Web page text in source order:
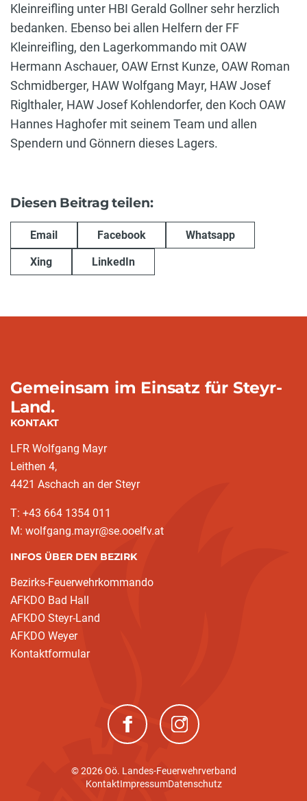
Kleinreifling unter HBI Gerald Gollner sehr herzlich
bedanken. Ebenso bei allen Helfern der FF
Kleinreifling, den Lagerkommando mit OAW
Hermann Aschauer, OAW Ernst Kunze, OAW Roman
Schmidberger, HAW Wolfgang Mayr, HAW Josef
Riglthaler, HAW Josef Kohlendorfer, den Koch OAW
Hannes Haghofer mit seinem Team und allen
Spendern und Gönnern dieses Lagers.
Diesen Beitrag teilen:
Email Facebook Whatsapp
Xing LinkedIn
Gemeinsam im Einsatz für Steyr-
Land.
KONTAKT
LFR Wolfgang Mayr
Leithen 4,
4421 Aschach an der Steyr
T: +43 664 1354 011
M: wolfgang.mayr@se.ooelfv.at
INFOS ÜBER DEN BEZIRK
Bezirks-Feuerwehrkommando
AFKDO Bad Hall
AFKDO Steyr-Land
AFKDO Weyer
Kontaktformular
(neues Fenster)(neues Fenster)
© 2026 Oö. Landes-Feuerwehrverband
KontaktImpressumDatenschutz